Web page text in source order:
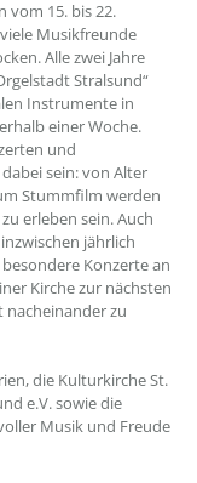
vom 15. bis 22.
Musikfreunde
Alle zwei Jahre
Stralsund“
Instrumente in
einer Woche.
und
sein: von Alter
Stummfilm werden
erleben sein. Auch
jährlich
Konzerte an
Kirche zur nächsten
zu
die Kulturkirche St.
e.V. sowie die
Musik und Freude